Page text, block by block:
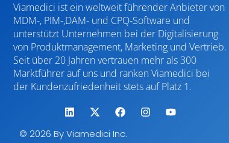
Viamedici ist ein weltweit führender Anbieter von
MDM-, PIM-,DAM- und CPQ-Software und
unterstützt Unternehmen bei der Digitalisierung
von Produktmanagement, Marketing und Vertrieb.
Seit über 20 Jahren vertrauen mehr als 300
Marktführer auf uns und ranken Viamedici bei
der Kundenzufriedenheit stets auf Platz 1.
© 2026 By Viamedici Inc.